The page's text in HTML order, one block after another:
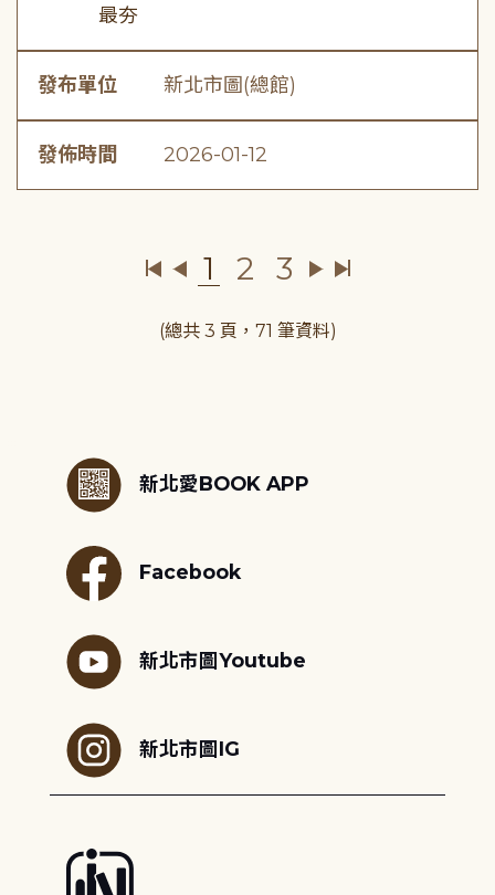
最夯
發布單位 新北市圖(總館)
發佈時間 2026-01-12
1 2 3
(總共 3 頁，71 筆資料)
新北愛BOOK APP
Facebook
新北市圖Youtube
新北市圖IG